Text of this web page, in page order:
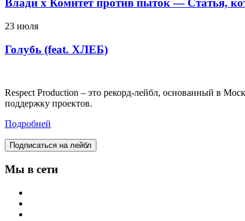
Влади х Комитет против пыток — Статья,
23 июля
Голубь (feat. ХЛЕБ)
Respect Production – это рекорд-лейбл, основанный в
поддержку проектов.
Подробней
Подписаться на лейбл
Мы в сети